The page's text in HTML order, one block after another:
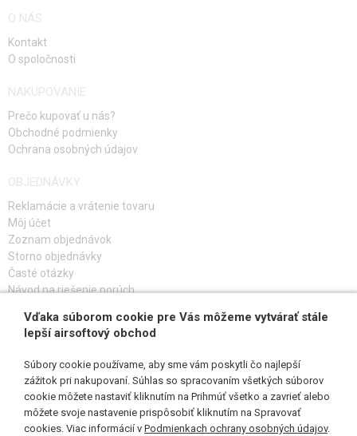
O NÁS
Kontakt
O spoločnosti
NAKUPOVANIE
Prečo kupovať u nás?
Obchodné podmienky
Ochrana osobných údajov
OBJEDNÁVKY
Reklamácie a vrátenie tovaru
Môj účet
Zoznam objednávok
Storno objednávky
Časté otázky
Návod na riešenie porúch
PRIHLÁS SA K ODBERU
SLEDUJ NÁS
Vďaka súborom cookie pre Vás môžeme vytvárať stále
lepší airsoftový obchod
Súbory cookie používame, aby sme vám poskytli čo najlepší
zážitok pri nakupovaní. Súhlas so spracovaním všetkých súborov
cookie môžete nastaviť kliknutím na Prihmúť všetko a zavrieť alebo
môžete svoje nastavenie prispôsobiť kliknutím na Spravovať
cookies. Viac informácií v Podmienkach ochrany osobných údajov.